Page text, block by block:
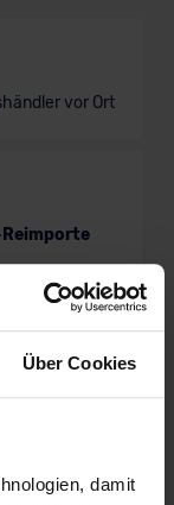
Über Cookies
damit
vor Ort
Reimporte
Leasing
dich 100%